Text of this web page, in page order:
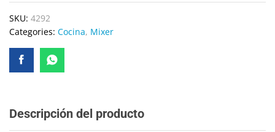
SKU: 4292
Categories: Cocina, Mixer
Descripción del producto